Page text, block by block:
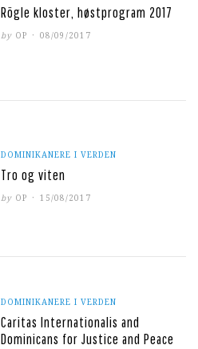
Rögle kloster, høstprogram 2017
by OP
POSTED
08/09/2017
DOMINIKANERE I VERDEN
Tro og viten
by OP
POSTED
15/08/2017
DOMINIKANERE I VERDEN
Caritas Internationalis and
Dominicans for Justice and Peace